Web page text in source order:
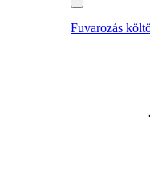
Fuvarozás